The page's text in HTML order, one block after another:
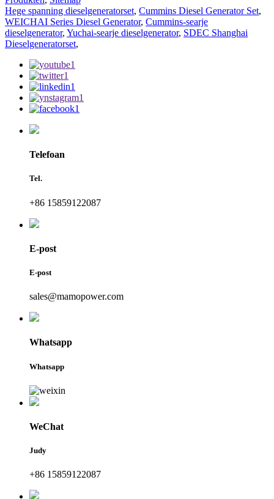
Hege spanning dieselgeneratorset, Cummins Diesel Generator Set,
WEICHAI Series Diesel Generator, Cummins-searje
dieselgenerator, Yuchai-searje dieselgenerator, SDEC Shanghai
Dieselgeneratorset,
Telefoan
Tel.
+86 15859122087
E-post
E-post
sales@mamopower.com
Whatsapp
Whatsapp
WeChat
Judy
+86 15859122087